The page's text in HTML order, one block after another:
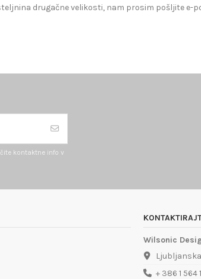
drugačne velikosti, nam prosim pošljite
kontaktne info v
Wilsonic
Ljubljanska
+ 386 1 564